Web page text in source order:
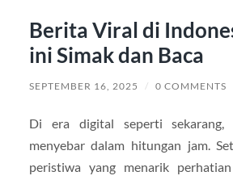
Berita Viral di
ini Simak dan Baca
SEPTEMBER 16, 2025 / 0 COMMENTS
Di era digital seperti
menyebar dalam hitungan jam.
peristiwa yang menarik